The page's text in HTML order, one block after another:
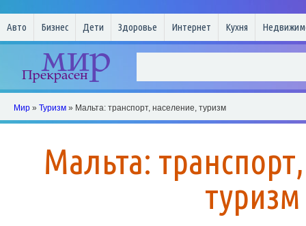
Авто Бизнес Дети Здоровье Интернет Кухня
Мир » Туризм » Мальта: транспорт, население, туризм
Мальта:
туризм